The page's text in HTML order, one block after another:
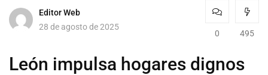
Editor Web
28 de agosto de 2025
0 495
León impulsa hogares dignos